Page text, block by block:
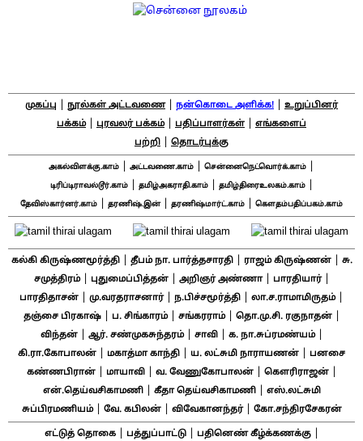
முகப்பு நூல்கள் அட்டவணை| நன்கொடை அளிக்க!
உறுப்பினர்
பக்கம்| புரவலர் பக்கம்| பதிப்பாளர்கள்
எங்களைப்
பற்றி
தொடர்புக்கு
அகல்விளக்கு.காம் அட்டவணை.காம் சென்னைநெட்வொர்க்.காம்
டிரிப்டிராவல்டூர்.காம்| தமிழ்அகராதி.காம்| தமிழ்திரைஉலகம்.காம்|
தேவிஸ்கார்னர்.காம் தரணிஷ்.இன்| தரணிஷ்மார்ட்.காம் கௌதம்பதிப்பகம்.காம்
கல்கி கிருஷ்ணமூர்த்தி| தீபம் நா. பார்த்தசாரதி| ராஜம் கிருஷ்ணன்|
சு.
சமுத்திரம்| புதுமைப்பித்தன்| அறிஞர் அண்ணா| பாரதியார்|
பாரதிதாசன் மு.வரதராசனார்| ந.பிச்சமூர்த்தி லா.ச.ராமாமிருதம்|
தஞ்சை பிரகாஷ்| ப. சிங்காரம்| சங்கரராம்| தொ.மு.சி. ரகுநாதன்|
விந்தன்| ஆர். சண்முகசுந்தரம்| சாவி| க. நா.சுப்ரமண்யம்|
கி.ரா.கோபாலன் மகாத்மா காந்தி ய. லட்சுமி நாராயணன்
பனசை
கண்ணபிரான்| மாயாவி| வ. வேணுகோபாலன்| கௌரிராஜன்|
என்.தெய்வசிகாமணி| கீதா தெய்வசிகாமணி|
எஸ்.லட்சுமி
சுப்பிரமணியம்| வே. கபிலன்| விவேகானந்தர்| கோ.சந்திரசேகரன்
எட்டுத் தொகை| பத்துப்பாட்டு| பதினெண் கீழ்க்கணக்கு|